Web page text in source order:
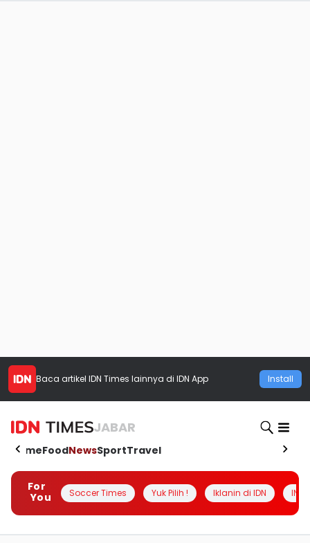
Baca artikel IDN Times lainnya di IDN App Install
JABAR
HomeFoodNewsSportTravel
For
You
Soccer Times Yuk Pilih ! Iklanin di IDN